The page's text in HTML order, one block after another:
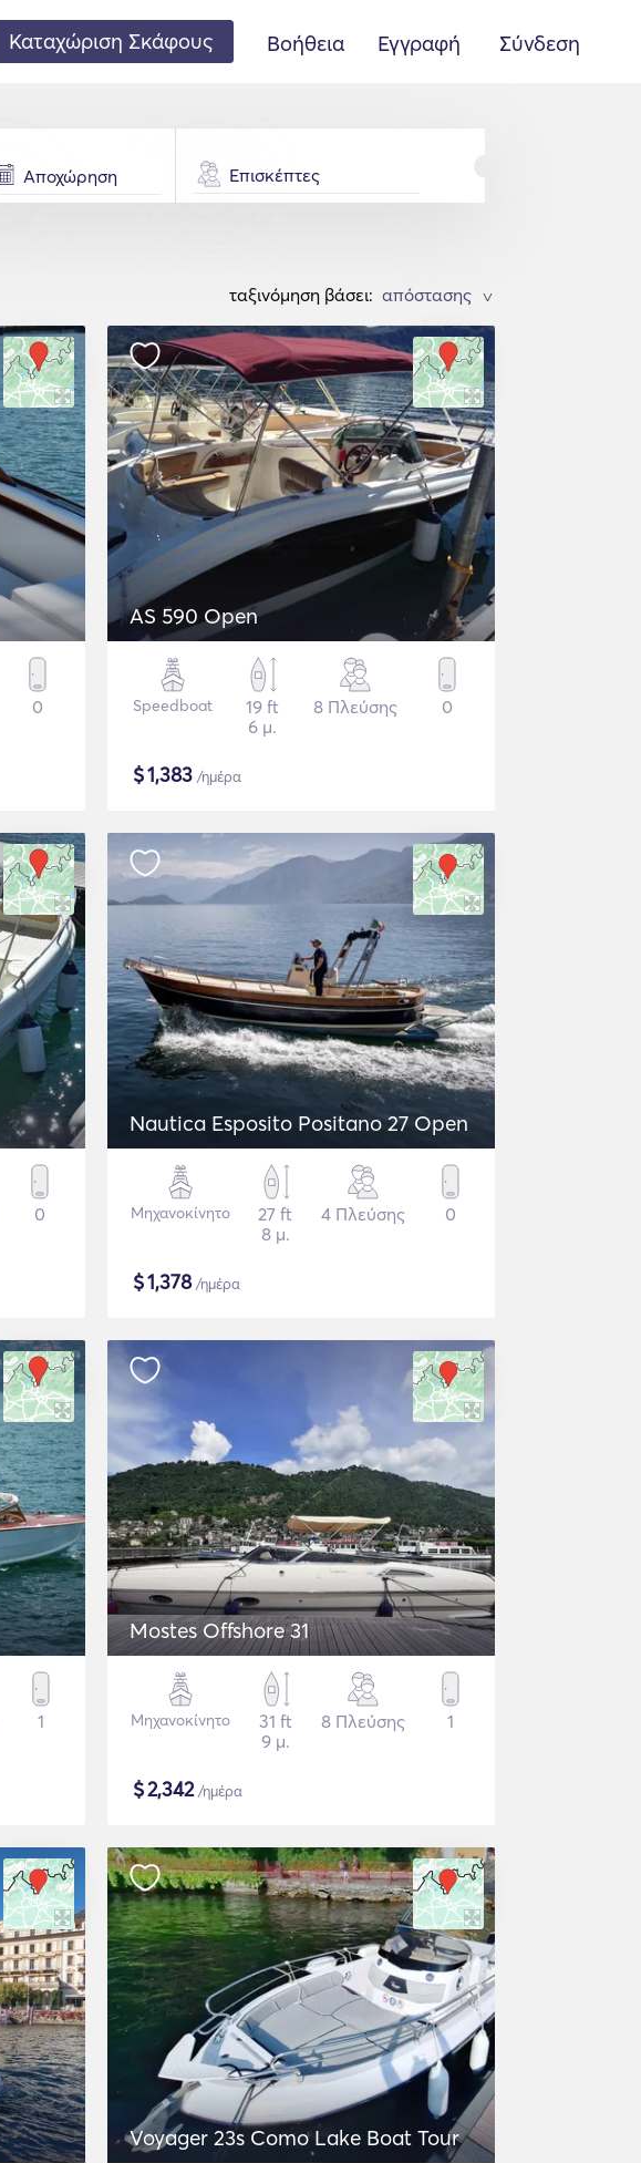
Καταχώριση Σκάφους Βοήθεια Εγγραφή Σύνδεση
Επισκέπτες
ταξινόμηση βάσει: >
0
AS 590 Open
Speedboat
19 ft
6 μ.
8 Πλεύσης 0
$1,383 /ημέρα
0
Nautica Esposito Positano 27 Open
Μηχανοκίνητο
27 ft
8 μ.
4 Πλεύσης 0
$1,378/ημέρα
1
Mostes Offshore 31
Μηχανοκίνητο
31 ft
9 μ.
8 Πλεύσης 1
$2,342/ημέρα
Voyager 23s Como Lake Boat Tour